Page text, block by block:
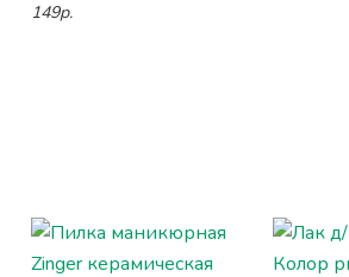
149р.